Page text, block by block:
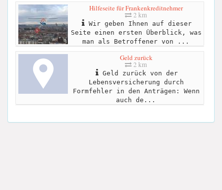
Hilfeseite für Frankenkreditnehmer
2 km
Wir geben Ihnen auf dieser
Seite einen ersten Überblick, was
man als Betroffener von ...
Geld zurück
2 km
Geld zurück von der
Lebensversicherung durch
Formfehler in den Anträgen: Wenn
auch de...